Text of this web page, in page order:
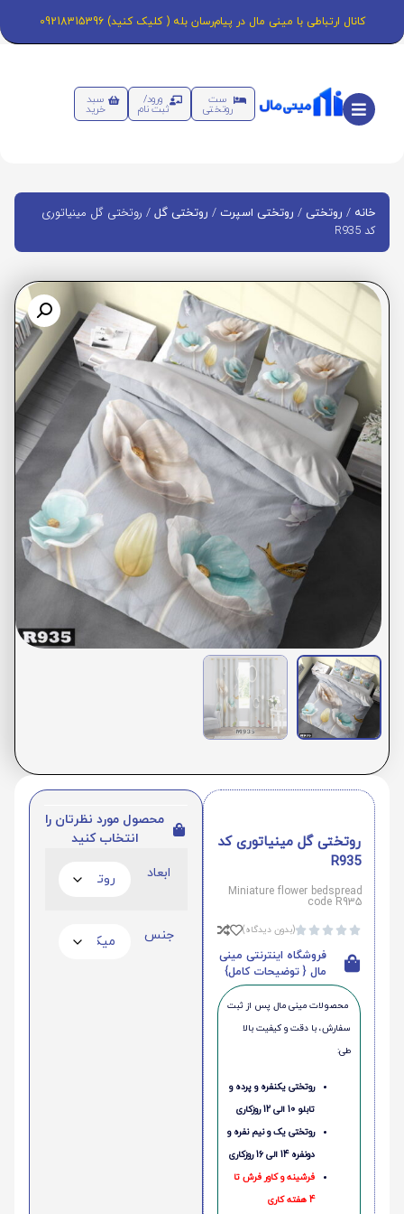
کانال ارتباطی با مینی مال در پیام‌رسان بله ( کلیک کنید) 09218315396
ست
روتختی
ورود/
ثبت نام
سبد
خرید
خانه / روتختی / روتختی اسپرت / روتختی گل / روتختی گل مینیاتوری
کد R935
روتختی گل مینیاتوری کد
R935
Miniature flower bedspread
code R935




(بدون دیدگاه)
فروشگاه اینترنتی مینی
مال { توضیحات کامل}
محصولات مینی‌ مال پس از ثبت
سفارش، با دقت و کیفیت بالا
طی:
روتختی یکنفره و پرده و
تابلو 10 الی 12 روزکاری
روتختی یک و نیم نفره و
دونفره 14 الی 16 روزکاری
فرشینه و کاور فرش تا
4 هفته کاری
محصول مورد نظرتان را
انتخاب کنید
ابعاد
جنس